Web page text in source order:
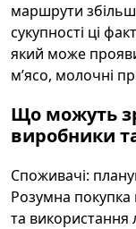
маршрути
сукупності ці
який може
м’ясо, молочні
Що можуть
виробники
Споживачі:
Розумна покупка
та використання